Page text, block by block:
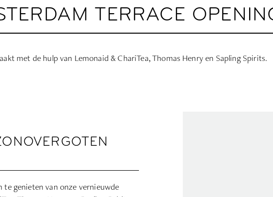
TERRACE
met de hulp van Lemonaid & ChariTea, Thomas Henry en Sapling Spirits.
genieten van onze vernieuwde